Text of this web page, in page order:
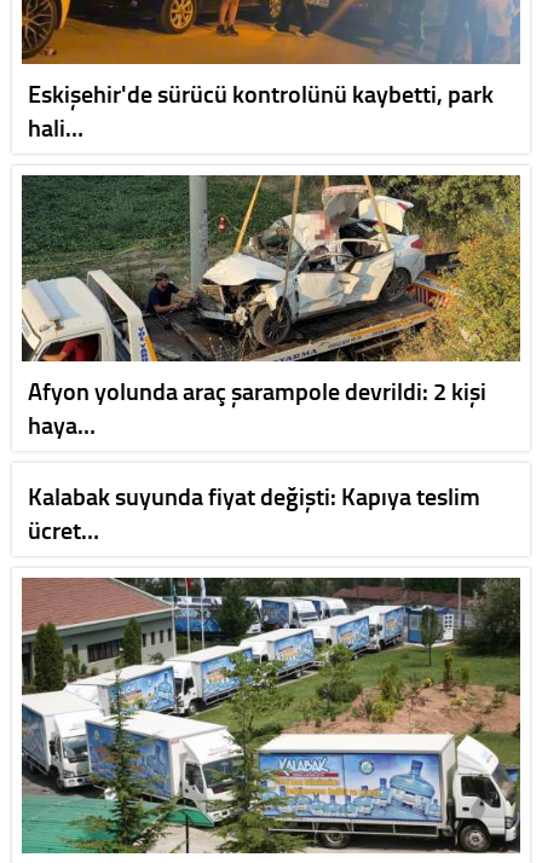
Eskişehir'de sürücü kontrolünü kaybetti, park
hali…
Afyon yolunda araç şarampole devrildi: 2 kişi
haya…
Kalabak suyunda fiyat değişti: Kapıya teslim
ücret…